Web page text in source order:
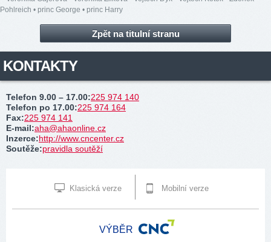
Pohlreich • princ George • princ Harry
Zpět na titulní stranu
KONTAKTY
Telefon 9.00 – 17.00:225 974 140
Telefon po 17.00:225 974 164
Fax:225 974 141
E-mail:aha@ahaonline.cz
Inzerce:http://www.cncenter.cz
Soutěže:pravidla soutěží
Klasická verze Mobilní verze
VÝBĚR